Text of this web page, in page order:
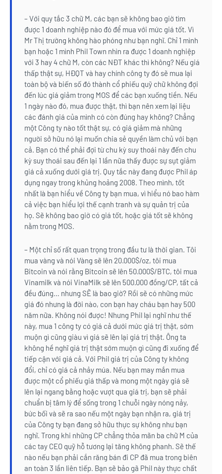
– Với quy tắc 3 chữ M, các bạn sẽ không bao giờ tìm
được 1 doanh nghiệp nào đó để mua với mức giá tốt. Vì
Mr Thị trường không hào phóng như bạn nghĩ. Chỉ 1 mình
bạn hoặc 1 mình Phil Town nhìn ra được 1 doanh nghiệp
với 3 hay 4 chữ M, còn các NĐT khác thì không? Nếu giá
thấp thật sự, HĐQT và hay chính công ty đó sẽ mua lại
toàn bộ và biến số đó thành cổ phiếu quỹ chữ không đợi
đến lúc giá giảm trong MOS để các bạn xuống tiền. Nếu
1 ngày nào đó, mua được thật, thì bạn nên xem lại liệu
các đánh giá của mình có còn đúng hay không? Chẳng
một Công ty nào tốt thật sự, có giá giảm mà những
người sở hữu nó lại muốn chia sẻ quyền làm chủ với bạn
cả. Bạn có thể phải đợi từ chu kỳ suy thoái này đến chu
kỳ suy thoái sau đến lại 1 lần nữa thấy được sự sụt giảm
giá cả xuống dưới giá trị. Quy tắc này đang được Phil áp
dụng ngay trong khủng hoảng 2008. Theo mình, tốt
nhất là bạn hiểu về Công ty bạn mua, vì hiểu nó bao hàm
cả việc bạn hiểu lợi thế cạnh tranh và sự quản trị của
họ. Sẽ không bao giờ có giá tốt, hoặc giá tốt sẽ không
nằm trong MOS.
– Một chỉ số rất quan trọng trong đầu tư là thời gian. Tôi
mua vàng và nói Vàng sẽ lên 20.000$/oz, tôi mua
Bitcoin và nói rằng Bitcoin sẽ lên 50.000$/BTC, tôi mua
Vinamilk và nói VinaMilk sẽ lên 500.000 đồng/CP, tất cả
đều đúng… nhưng SẼ là bao giờ? Rồi sẽ có những mức
giá đó nhưng là đời nào, con bạn hay cháu bạn hay 500
năm nữa. Không nói được! Nhưng Phil lại nghĩ như thế
này, mua 1 công ty có giá cả dưới mức giá trị thật, sớm
muộn gì cũng giàu vì giá sẽ lên lại giá trị thật. Ông ta
không hề nghĩ giá trị thật sớm muộn gì cũng đi xuống để
tiếp cận với giá cả. Với Phil giá trị của Công ty không
đổi, chỉ có giá cả nhảy múa. Nếu bạn may mắn mua
được một cổ phiếu giá thấp và mong một ngày giá sẽ
lên lại ngang bằng hoặc vượt qua giá trị, bạn sẽ phải
chuẩn bị tâm lý để sống trong 1 chuỗi ngày nóng nảy,
bức bối và sẽ ra sao nếu một ngày bạn nhận ra, giá trị
của Công ty bạn đang sở hữu thực sự không như bạn
nghĩ. Trong khi những CP chẳng thỏa mãn ba chữ M của
các tay CEO quỹ hỗ tương lại tăng không phanh. Sẽ thế
nào nếu bạn phải cắn răng bán đi CP đã mua trong biên
an toàn 3 lần liên tiếp. Bạn sẽ bảo gã Phil này thực chất